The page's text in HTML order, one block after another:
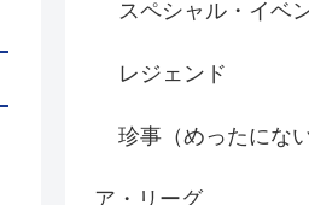
スペシャル・イベ
レジェンド
珍事（めったにない
ア・リーグ